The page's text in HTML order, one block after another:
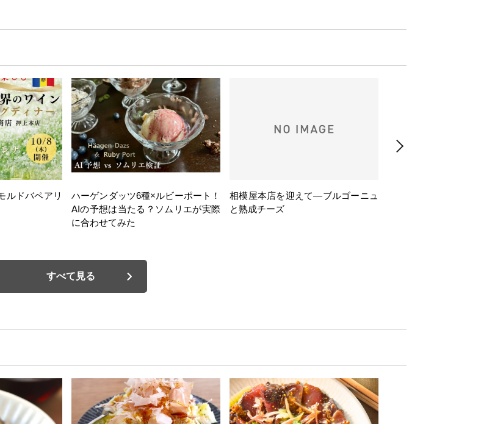
ルドバペアリ
ハーゲンダッツ6種×ルビーポート！
AIの予想は当たる？ソムリエが実際
に合わせてみた
相模屋本店を迎えて―ブルゴーニュ
と熟成チーズ
すべて見る